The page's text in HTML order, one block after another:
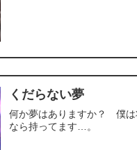
くだらない夢
何か夢はありますか？ 僕は
なら持ってます…。